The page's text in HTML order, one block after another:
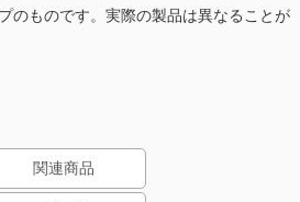
のものです。実際の製品は異なることが
関連商品